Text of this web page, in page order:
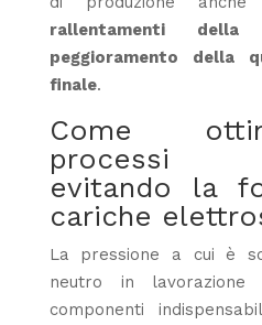
rallentamenti della
peggioramento della
finale.
Come
processi
evitando la
cariche
La pressione a cui è
neutro in
componenti